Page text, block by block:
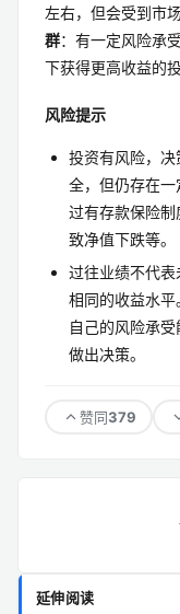
左右，但会受到市
群：有一定风险承
下获得更高收益的投
风险提示
投资有风险，
全，但仍存在
过有存款保险
致净值下跌等。
过往业绩不代
相同的收益水
自己的风险承
做出决策。
赞同379
延伸阅读